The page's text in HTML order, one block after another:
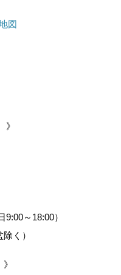
図
》
9:00～18:00）
く）